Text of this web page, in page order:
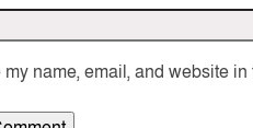
name, email, and website